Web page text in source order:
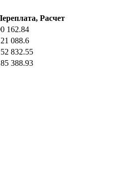
Расчет
162.84
088.6
832.55
388.93